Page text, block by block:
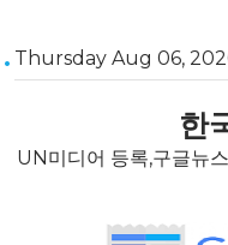
Skip
to
Thursday Aug 06,
한
UN미디어 등록,구글뉴